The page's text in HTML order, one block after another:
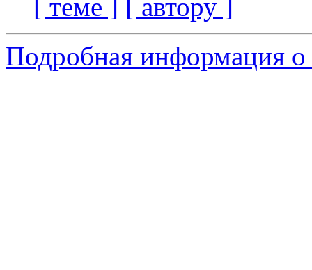
[ теме ] [ автору ]
Подробная информация о